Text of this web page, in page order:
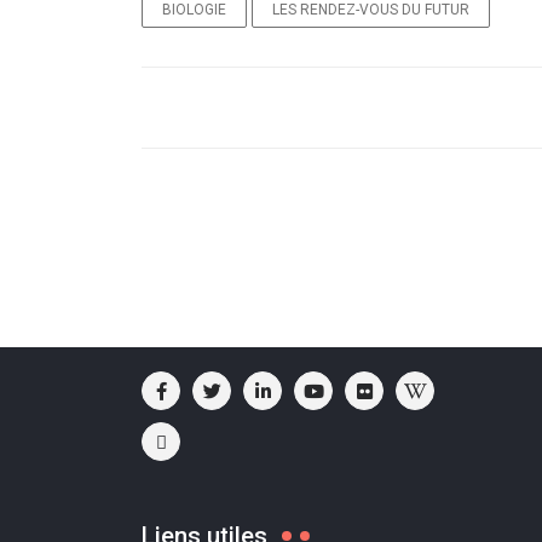
BIOLOGIE LES RENDEZ-VOUS DU FUTUR
Liens utiles